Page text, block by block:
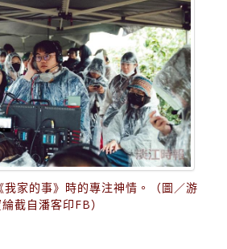
家的事》時的專注神情。（圖／游
截自潘客印FB）